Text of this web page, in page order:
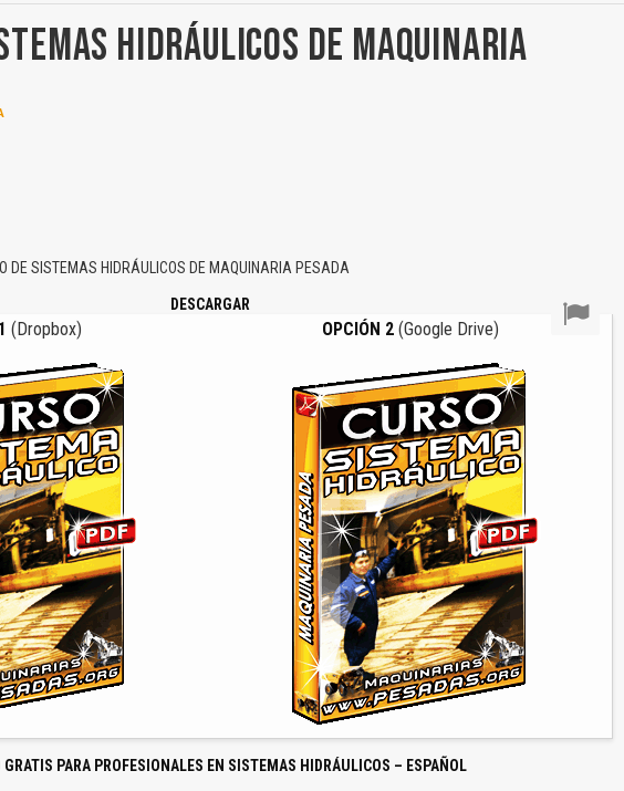
HIDRÁULICOS DE MAQUINARIA
DE SISTEMAS HIDRÁULICOS DE MAQUINARIA PESADA
DESCARGAR
(Dropbox) OPCIÓN 2 (Google Drive)
GRATIS PARA PROFESIONALES EN SISTEMAS HIDRÁULICOS – ESPAÑOL